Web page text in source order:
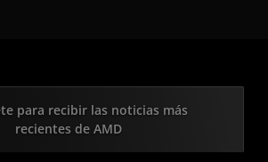
para recibir las noticias más
recientes de AMD